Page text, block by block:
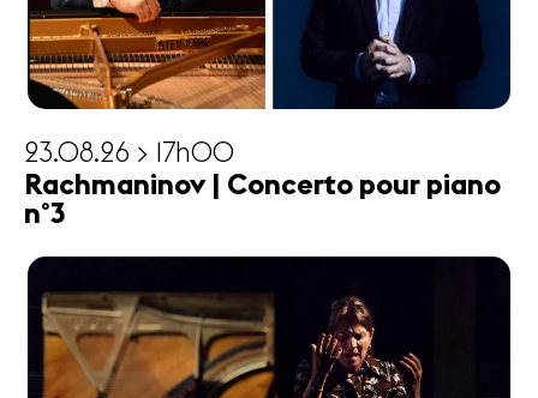
23.08.26 > 17h00
Rachmaninov | Concerto pour piano
n°3